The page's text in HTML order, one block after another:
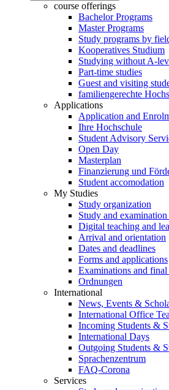
course offerings
Bachelor Programs
Master Programs
Study programs by
Kooperatives Studium
Studying without A-
Part-time studies
Guest and visiting
familiengerechte
Applications
Application and
Ihre Hochschule
Student Advisory
Open Day
Masterplan
Finanzierung und
Student accomodation
My Studies
Study organization
Study and
Digital teaching and
Arrival and orientation
Dates and deadlines
Forms and applications
Examinations and final
Ordnungen
International
News, Events &
International Office
Incoming Students &
International Days
Outgoing Students &
Sprachenzentrum
FAQ-Corona
Services